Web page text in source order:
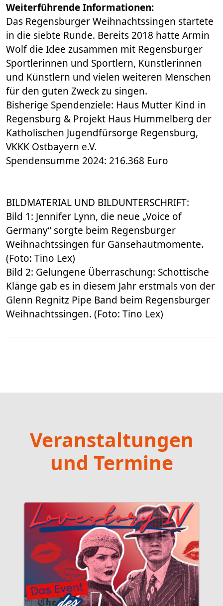
Weiterführende Informationen:
Das Regensburger Weihnachtssingen startete
in die siebte Runde. Bereits 2018 hatte Armin
Wolf die Idee zusammen mit Regensburger
Sportlerinnen und Sportlern, Künstlerinnen
und Künstlern und vielen weiteren Menschen
für den guten Zweck zu singen.
Bisherige Spendenziele: Haus Mutter Kind in
Regensburg & Projekt Haus Hummelberg der
Katholischen Jugendfürsorge Regensburg,
VKKK Ostbayern e.V.
Spendensumme 2024: 216.368 Euro
BILDMATERIAL UND BILDUNTERSCHRIFT:
Bild 1: Jennifer Lynn, die neue „Voice of
Germany“ sorgte beim Regensburger
Weihnachtssingen für Gänsehautmomente.
(Foto: Tino Lex)
Bild 2: Gelungene Überraschung: Schottische
Klänge gab es in diesem Jahr erstmals von der
Glenn Regnitz Pipe Band beim Regensburger
Weihnachtssingen. (Foto: Tino Lex)
Veranstaltungen
und Termine